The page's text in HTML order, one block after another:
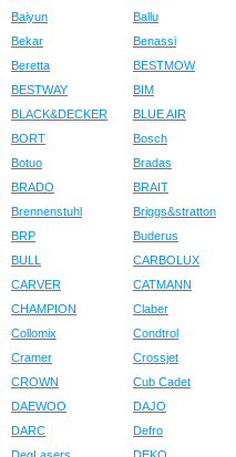
Baiyun
Ballu
Bekar
Benassi
Beretta
BESTMOW
BESTWAY
BIM
BLACK&DECKER
BLUE AIR
BORT
Bosch
Botuo
Bradas
BRADO
BRAIT
Brennenstuhl
Briggs&stratton
BRP
Buderus
BULL
CARBOLUX
CARVER
CATMANN
CHAMPION
Claber
Collomix
Condtrol
Cramer
Crossjet
CROWN
Cub Cadet
DAEWOO
DAJO
DARC
Defro